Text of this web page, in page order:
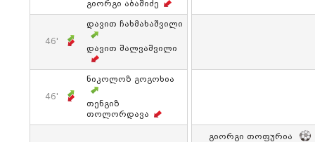
Გიორგი Აბაშიძე
46'
Დავით Ჩახმახაშვილი
Დავით Შალვაშვილი
46'
Ნიკოლოზ Გოგოხია
Თენგიზ
Თოლორდავა
Გიორგი Თოფურია